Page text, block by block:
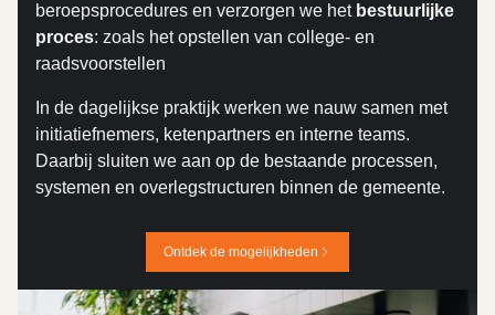
beroepsprocedures en verzorgen we het bestuurlijke
proces: zoals het opstellen van college- en
raadsvoorstellen
In de dagelijkse praktijk werken we nauw samen met
initiatiefnemers, ketenpartners en interne teams.
Daarbij sluiten we aan op de bestaande processen,
systemen en overlegstructuren binnen de gemeente.
Ontdek de mogelijkheden